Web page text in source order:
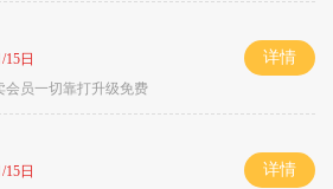
15日
会员一切靠打升级免费
详情
15日
详情